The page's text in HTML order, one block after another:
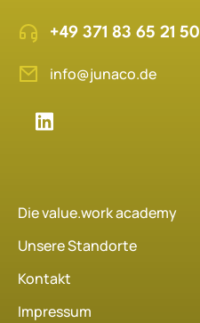
+49 371 83 65 21 50
info@junaco.de
Die value.work academy
Unsere Standorte
Kontakt
Impressum